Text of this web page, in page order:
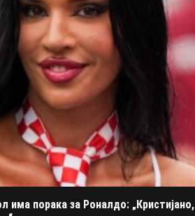
има порака за Роналдо: „Кристијано,